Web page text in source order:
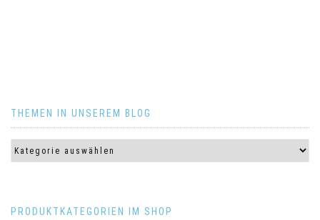
THEMEN IN UNSEREM BLOG
PRODUKTKATEGORIEN IM SHOP